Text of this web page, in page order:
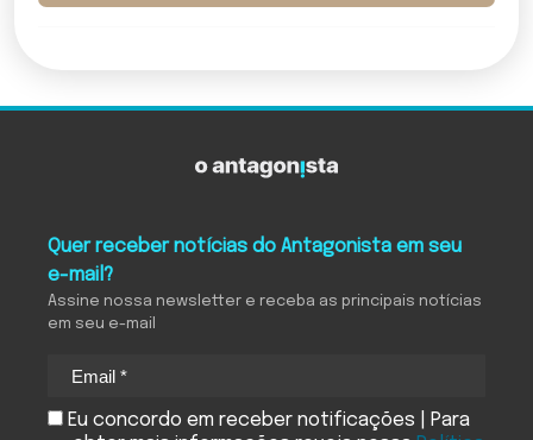
Quer receber notícias do Antagonista em seu
e-mail?
Assine nossa newsletter e receba as principais notícias
em seu e-mail
Eu concordo em receber notificações | Para